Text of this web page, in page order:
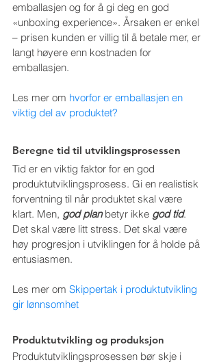
emballasjen og for å gi deg en god
«unboxing experience». Årsaken er enkel
– prisen kunden er villig til å betale mer, er
langt høyere enn kostnaden for
emballasjen.
Les mer om hvorfor er emballasjen en
viktig del av produktet?
Beregne tid til utviklingsprosessen
Tid er en viktig faktor for en god
produktutviklingsprosess. Gi en realistisk
forventning til når produktet skal være
klart. Men, god plan betyr ikke god tid.
Det skal være litt stress. Det skal være
høy progresjon i utviklingen for å holde på
entusiasmen.
Les mer om Skippertak i produktutvikling
gir lønnsomhet
Produktutvikling og produksjon
Produktutviklingsprosessen bør skje i